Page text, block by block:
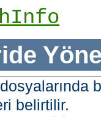
dosyalarında
belirtilir.